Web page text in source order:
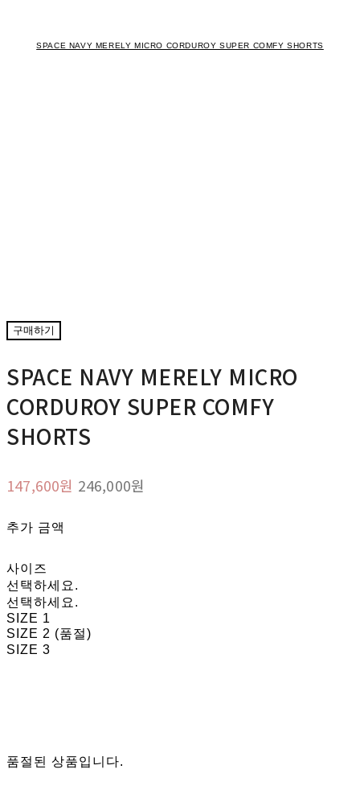
SPACE NAVY MERELY MICRO CORDUROY SUPER COMFY SHORTS
구매하기
SPACE NAVY MERELY MICRO
CORDUROY SUPER COMFY
SHORTS
147,600원 246,000원
추가 금액
사이즈
선택하세요.
선택하세요.
SIZE 1
SIZE 2 (품절)
SIZE 3
품절된 상품입니다.